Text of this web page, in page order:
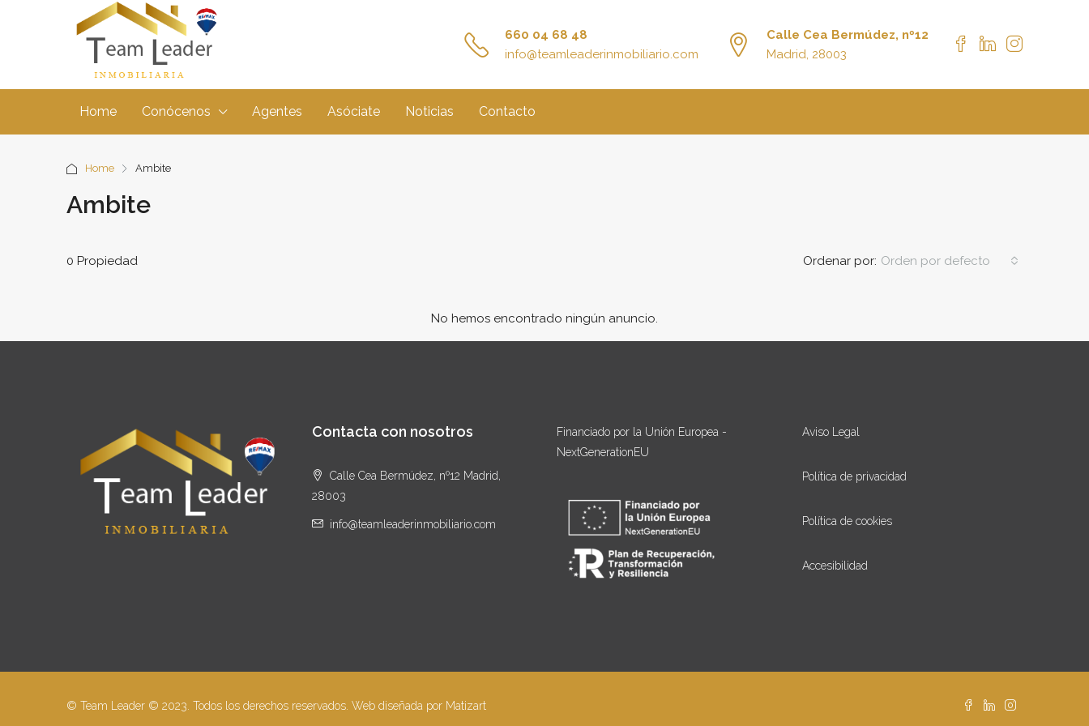
660 04 68 48
info@teamleaderinmobiliario.com
Calle Cea Bermúdez, nº12
Madrid, 28003
Home Conócenos Agentes Asóciate Noticias Contacto
Home Ambite
Ambite
0 Propiedad Ordenar por: Orden por defecto
No hemos encontrado ningún anuncio.
Contacta con nosotros
Calle Cea Bermúdez, nº12 Madrid,
28003
info@teamleaderinmobiliario.com
Financiado por la Unión Europea -
NextGenerationEU
Aviso Legal
Política de privacidad
Política de cookies
Accesibilidad
© Team Leader © 2023. Todos los derechos reservados. Web diseñada por Matizart